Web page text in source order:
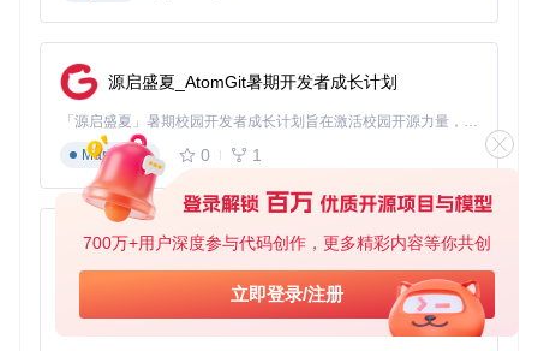
700万+用户深度参与代码创作，更多精彩内容等你共创
立即登录/注册
源启盛夏_AtomGit暑期开发者成长计划
「源启盛夏」暑期校园开发者成长计划旨在激活校园开源力量，通过积分激励、认证扶持、资源倾斜等形式，引导高校组织和开发者完成「入驻 — 建项目 — 做贡献 — 获认证 — 得资源」的完整闭环。无论你是想带领社团入驻平台的组织者，还是希望用代码贡献证明自己的开发者，都能在这里找到属于你的成长路径。
Markdown
0 1
py-xiaozhi
基于Python的Xiaozhi AI，适用于想要完整Xiaozhi体验而无需拥有专用硬件的用户。
Python
0 1